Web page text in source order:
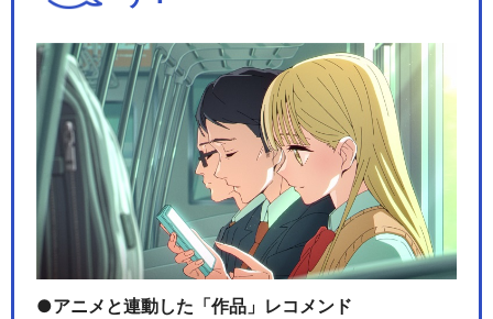
アニメと連動した「作品」レコメンド